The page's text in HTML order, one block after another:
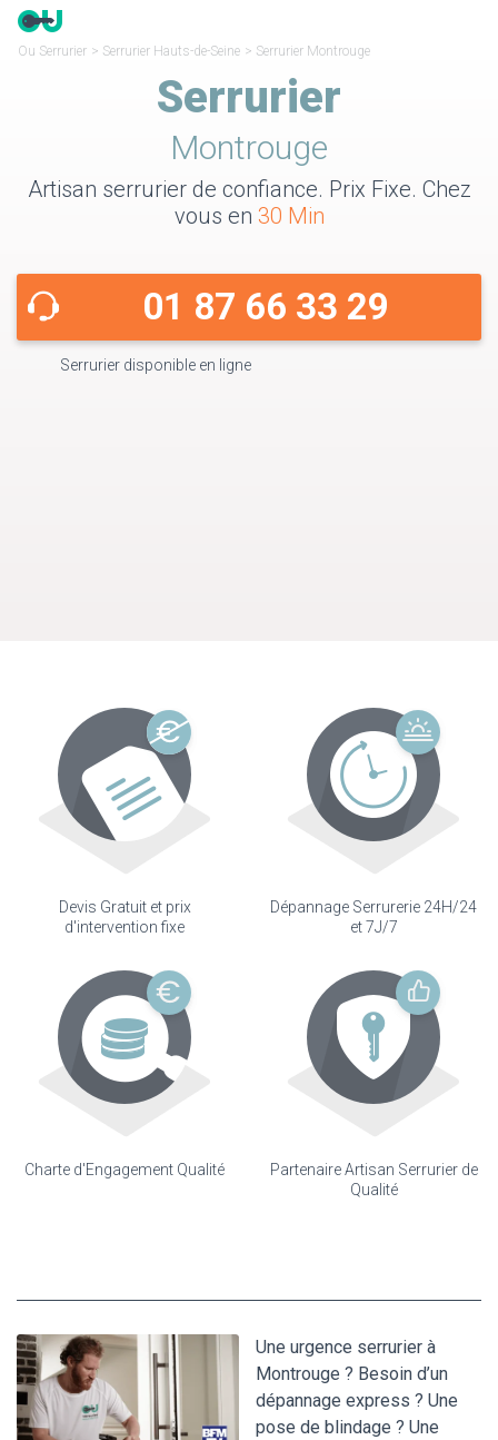
Ou Serrurier > Serrurier Hauts-de-Seine > Serrurier Montrouge
Serrurier
Montrouge
Artisan serrurier de confiance. Prix Fixe. Chez
vous en 30 Min
01 87 66 33 29
Serrurier disponible en ligne
Devis Gratuit et prix
d'intervention fixe
Dépannage Serrurerie 24H/24
et 7J/7
Charte d'Engagement Qualité
Partenaire Artisan Serrurier de
Qualité
Une urgence serrurier à
Montrouge ? Besoin d’un
dépannage express ? Une
pose de blindage ? Une